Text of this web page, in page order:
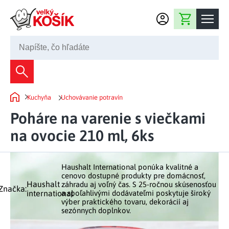
Nákupný košík
02 2220 5080
Dekorácie
Bytové dekorácie
Záhradné dekorácie
Kvety a vence
Svetelné dekorácie
Fontány a studne
Veľkonočné dekorácie
Dekorácie na hrob
Bytový textil
Predsieň a chodba
Kúpeľňa a záchod
Spálňa a šatňa
Kuchyňa
Kuchynské pomôcky
Prestieranie a stolovanie
Príprava nápojov
Grilovanie a vyprážanie
Kúpeľňový nábytok
Nábytok do predsiene
Kancelársky nábytok
Záhrada
Záhradné doplnky
Záhradný nábytok
Kuchyňa Uchovávanie potravín
Poháre na varenie s viečkami
na ovocie 210 ml, 6ks
Haushalt
international
Haushalt International ponúka kvalitné a
cenovo dostupné produkty pre domácnosť,
záhradu aj voľný čas. S 25-ročnou skúsenosťou
a spoľahlivými dodávateľmi poskytuje široký
výber praktického tovaru, dekorácií aj
sezónnych doplnkov.